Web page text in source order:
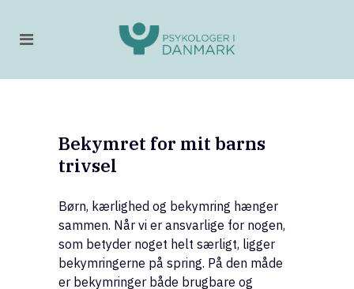
Bekymret for mit barns
trivsel
Børn, kærlighed og bekymring hænger
sammen. Når vi er ansvarlige for nogen,
som betyder noget helt særligt, ligger
bekymringerne på spring. På den måde
er bekymringer både brugbare og